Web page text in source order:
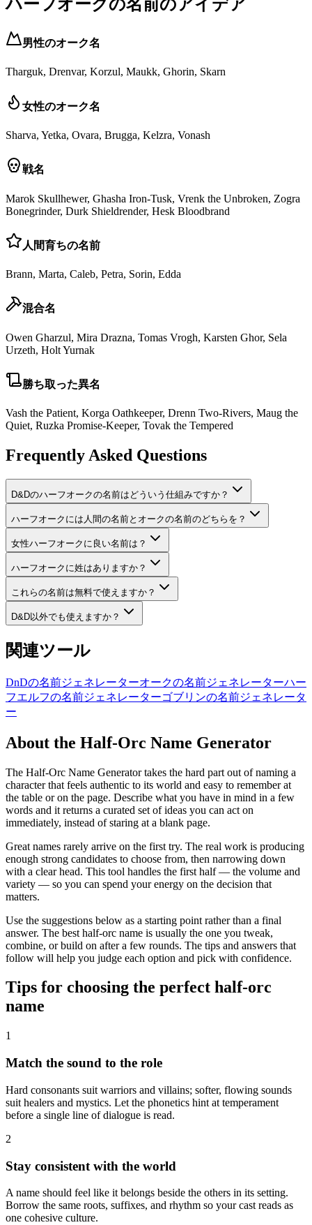
ハーフオークの名前のアイデア
男性のオーク名
Tharguk, Drenvar, Korzul, Maukk, Ghorin, Skarn
女性のオーク名
Sharva, Yetka, Ovara, Brugga, Kelzra, Vonash
戦名
Marok Skullhewer, Ghasha Iron-Tusk, Vrenk the Unbroken, Zogra
Bonegrinder, Durk Shieldrender, Hesk Bloodbrand
人間育ちの名前
Brann, Marta, Caleb, Petra, Sorin, Edda
混合名
Owen Gharzul, Mira Drazna, Tomas Vrogh, Karsten Ghor, Sela
Urzeth, Holt Yurnak
勝ち取った異名
Vash the Patient, Korga Oathkeeper, Drenn Two-Rivers, Maug the
Quiet, Ruzka Promise-Keeper, Tovak the Tempered
Frequently Asked Questions
D&Dのハーフオークの名前はどういう仕組みですか？
ハーフオークには人間の名前とオークの名前のどちらを？
女性ハーフオークに良い名前は？
ハーフオークに姓はありますか？
これらの名前は無料で使えますか？
D&D以外でも使えますか？
関連ツール
DnDの名前ジェネレーターオークの名前ジェネレーターハー
フエルフの名前ジェネレーターゴブリンの名前ジェネレータ
ー
About the Half-Orc Name Generator
The Half-Orc Name Generator takes the hard part out of naming a
character that feels authentic to its world and easy to remember at
the table or on the page. Describe what you have in mind in a few
words and it returns a curated set of ideas you can act on
immediately, instead of staring at a blank page.
Great names rarely arrive on the first try. The real work is producing
enough strong candidates to choose from, then narrowing down
with a clear head. This tool handles the first half — the volume and
variety — so you can spend your energy on the decision that
matters.
Use the suggestions below as a starting point rather than a final
answer. The best half-orc name is usually the one you tweak,
combine, or build on after a few rounds. The tips and answers that
follow will help you judge each option and pick with confidence.
Tips for choosing the perfect half-orc
name
1
Match the sound to the role
Hard consonants suit warriors and villains; softer, flowing sounds
suit healers and mystics. Let the phonetics hint at temperament
before a single line of dialogue is read.
2
Stay consistent with the world
A name should feel like it belongs beside the others in its setting.
Borrow the same roots, suffixes, and rhythm so your cast reads as
one cohesive culture.